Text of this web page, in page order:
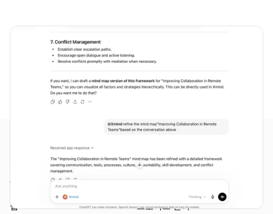
제품
웹
프로젝트 관리